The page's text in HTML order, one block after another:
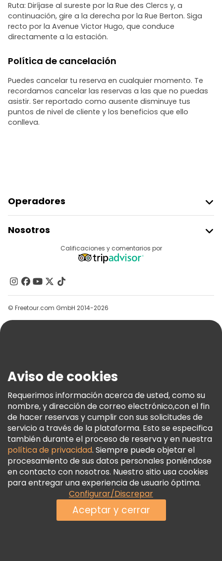
Ruta: Diríjase al sureste por la Rue des Clercs y, a
continuación, gire a la derecha por la Rue Berton. Siga
recto por la Avenue Victor Hugo, que conduce
directamente a la estación.
Política de cancelación
Puedes cancelar tu reserva en cualquier momento. Te
recordamos cancelar las reservas a las que no puedas
asistir. Ser reportado como ausente disminuye tus
puntos de nivel de cliente y los beneficios que ello
conlleva.
Operadores
Acceder Como Proveedor
Programa De Afiliados
Nosotros
Contacto
Grupos
Ayuda
Términos E Información Legal
Política De Cookies
Freetour Premios
Programa De Fidelidad
Calificaciones y comentarios por
© Freetour.com GmbH 2014-2026
Aviso de cookies
Requerimos información acerca de usted, como su
nombre, y dirección de correo electrónico,con el fin
de hacer reservas y cumplir con sus solicitudes de
servicio a través de la plataforma. Esto se especifica
también durante el proceso de reserva y en nuestra
política de privacidad. Siempre puede objetar el
procesamiento de sus datos personales poniéndose
en contacto con nosotros. Nuestro sitio usa cookies
para entregar una experiencia de usuario óptima.
Configurar/Discrepar
Aceptar y cerrar